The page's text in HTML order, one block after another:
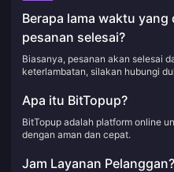
Berapa lama waktu
pesanan selesai?
Biasanya, pesanan akan selesai
keterlambatan, silakan hubungi
Apa itu BitTopup?
BitTopup adalah platform online
dengan aman dan cepat.
Jam Layanan Pelanggan?